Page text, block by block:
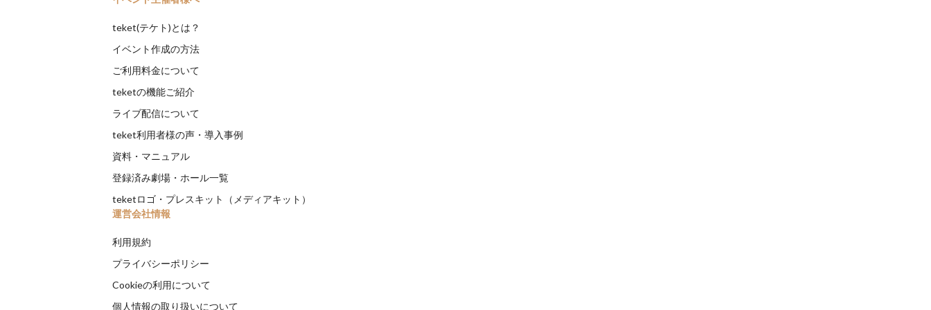
teket(テケト)とは？
イベント作成の方法
ご利用料金について
teketの機能ご紹介
ライブ配信について
teket利用者様の声・導入事例
資料・マニュアル
登録済み劇場・ホール一覧
teketロゴ・プレスキット（メディアキット）
運営会社情報
利用規約
プライバシーポリシー
Cookieの利用について
個人情報の取り扱いについて